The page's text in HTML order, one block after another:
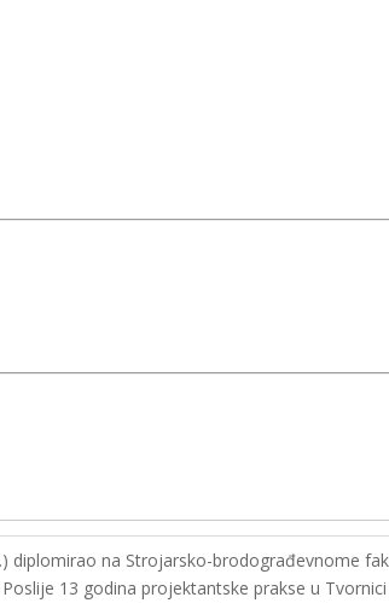
diplomirao na Strojarsko-brodograđevnome
13 godina projektantske prakse u